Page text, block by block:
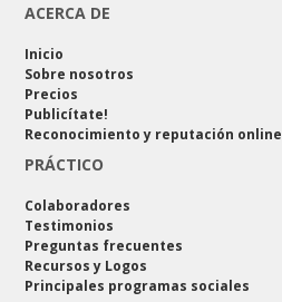
ACERCA DE
Inicio
Sobre nosotros
Precios
Publicítate!
Reconocimiento y reputación online
PRÁCTICO
Colaboradores
Testimonios
Preguntas frecuentes
Recursos y Logos
Principales programas sociales